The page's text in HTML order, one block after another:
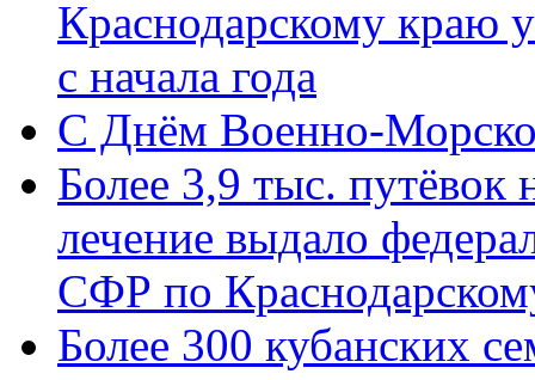
Краснодарскому краю
с начала года
C Днём Военно-
Более 3,9 тыс. путёвок
лечение выдало
СФР по
Более 300 кубанских